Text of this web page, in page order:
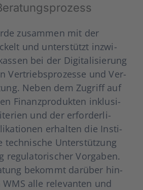
zusam­men mit der
und unter­stützt inzwi­
bei der Digi­ta­li­sie­rung
Ver­triebs­pro­zes­se und Ver­
Neben dem Zugriff auf
Finanz­pro­duk­ten inklu­si­
und der erfor­der­li­
erhal­ten die Insti­
tech­ni­sche Unter­stüt­zung
regu­la­to­ri­scher Vor­ga­ben.
bekommt dar­über hin­
alle rele­van­ten und